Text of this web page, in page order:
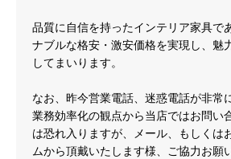
品質に自信を持ったインテリア家具で
ナブルな格安・激安価格を実現し、魅
してまいります。
なお、昨今営業電話、迷惑電話が非常
業務効率化の観点から当店ではお問い
は恐れ入りますが、メール、もしくは
ムから頂戴いたします様、ご協力お願